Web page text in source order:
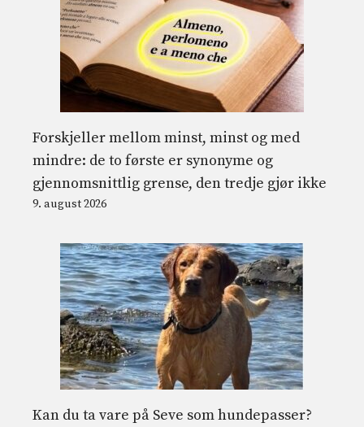
Forskjeller mellom minst, minst og med
mindre: de to første er synonyme og
gjennomsnittlig grense, den tredje gjør ikke
9. august 2026
Kan du ta vare på Seve som hundepasser?